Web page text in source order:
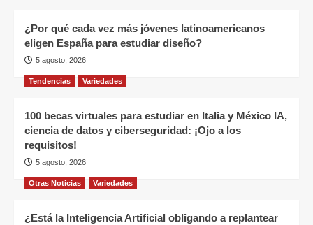
¿Por qué cada vez más jóvenes latinoamericanos
eligen España para estudiar diseño?
5 agosto, 2026
Tendencias Variedades
100 becas virtuales para estudiar en Italia y México IA,
ciencia de datos y ciberseguridad: ¡Ojo a los
requisitos!
5 agosto, 2026
Otras Noticias Variedades
¿Está la Inteligencia Artificial obligando a replantear